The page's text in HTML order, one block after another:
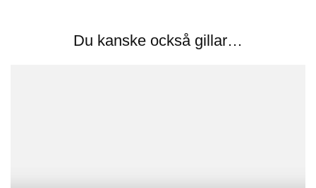
Du kanske också gillar…